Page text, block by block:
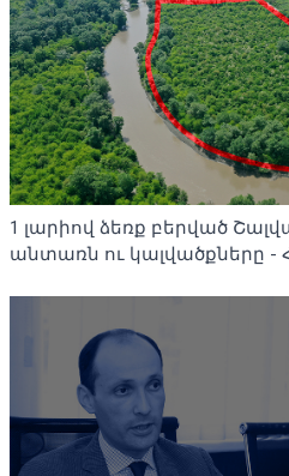
1 լարիով ձեռք բերված
անտառն ու կալվածքները